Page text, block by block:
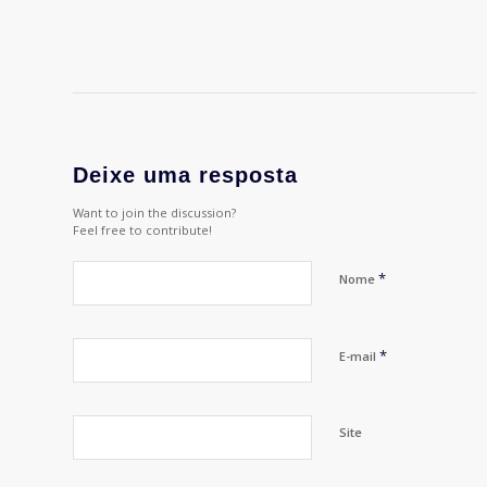
Deixe uma resposta
Want to join the discussion?
Feel free to contribute!
Nome *
E-mail *
Site